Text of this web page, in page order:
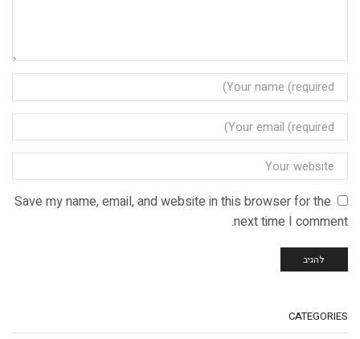
Save my name, email, and website in this browser for the
next time I comment.
CATEGORIES